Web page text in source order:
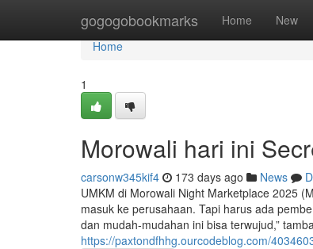
gogogobookmarks Home New
Home
Home
1
Morowali hari ini
carsonw345kif4 173 days ago News
UMKM di Morowali Night Marketplace 2025
masuk ke perusahaan. Tapi harus ada
dan mudah-mudahan ini bisa terwujud,”
https://paxtondfhhg.ourcodeblog.com/